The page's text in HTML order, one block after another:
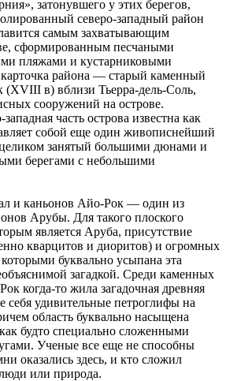
затонувшего у этих берегов,
северо-западный район
самым захватывающим
сформированным песчаными
пляжами и кустарниковыми
района — старый каменный
в) вблизи Тьерра-дель-Соль,
сооружений на острове.
часть острова известна как
собой еще один живописнейший
занятый большими дюнами и
берегами с небольшими
и каньонов Айо-Рок — один из
Арубы. Для такого плоского
является Аруба, присутствие
кварцитов и диоритов) и огромных
буквально усыпана эта
загадкой. Среди каменных
когда-то жила загадочная древняя
себя удивительные петроглифы на
область буквально насыщена
будто специально сложенными
Ученые все еще не способны
оказались здесь, и кто сложил
или природа.